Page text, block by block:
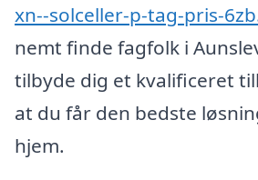
xn--solceller-p-tag-pris-
nemt finde fagfolk i
tilbyde dig et kvalificeret
at du får den bedste
hjem.